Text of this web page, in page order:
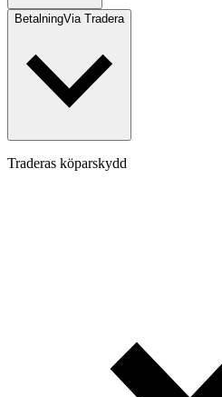
BetalningVia Tradera
Traderas köparskydd